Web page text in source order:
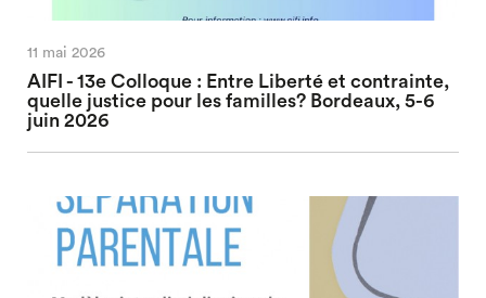
11 mai 2026
AIFI - 13e Colloque : Entre Liberté et contrainte,
quelle justice pour les familles? Bordeaux, 5-6
juin 2026